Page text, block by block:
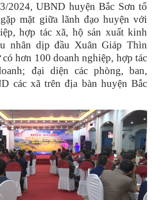
2024, UBND huyện Bắc Sơn tổ
mặt giữa lãnh đạo huyện với
hợp tác xã, hộ sản xuất kinh
nhân dịp đầu Xuân Giáp Thìn
hơn 100 doanh nghiệp, hợp tác
đại diện các phòng, ban,
các xã trên địa bàn huyện Bắc